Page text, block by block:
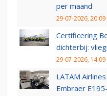
per maand
29-07-2026, 20:09
Certificering
dichterbij:
29-07-2026, 14:09
LATAM
Embraer